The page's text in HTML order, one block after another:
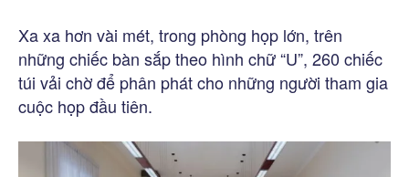
Xa xa hơn vài mét, trong phòng họp lớn, trên
những chiếc bàn sắp theo hình chữ “U”, 260 chiếc
túi vải chờ để phân phát cho những người tham gia
cuộc họp đầu tiên.